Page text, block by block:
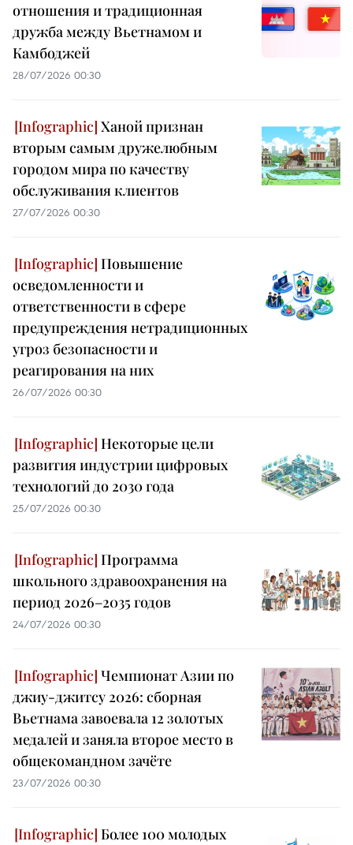
отношения и традиционная
дружба между Вьетнамом и
Камбоджей
28/07/2026 00:30
Ханой признан
вторым самым дружелюбным
городом мира по качеству
обслуживания клиентов
27/07/2026 00:30
Повышение
осведомленности и
ответственности в сфере
предупреждения нетрадиционных
угроз безопасности и
реагирования на них
26/07/2026 00:30
Некоторые цели
развития индустрии цифровых
технологий до 2030 года
25/07/2026 00:30
Программа
школьного здравоохранения на
период 2026–2035 годов
24/07/2026 00:30
Чемпионат Азии по
джиу-джитсу 2026: сборная
Вьетнама завоевала 12 золотых
медалей и заняла второе место в
общекомандном зачёте
23/07/2026 00:30
Более 100 молодых